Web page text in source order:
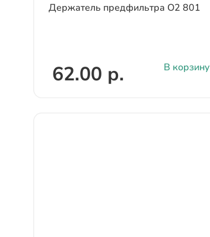
Держатель предфильтра О2 801
62.00 р. В корзину